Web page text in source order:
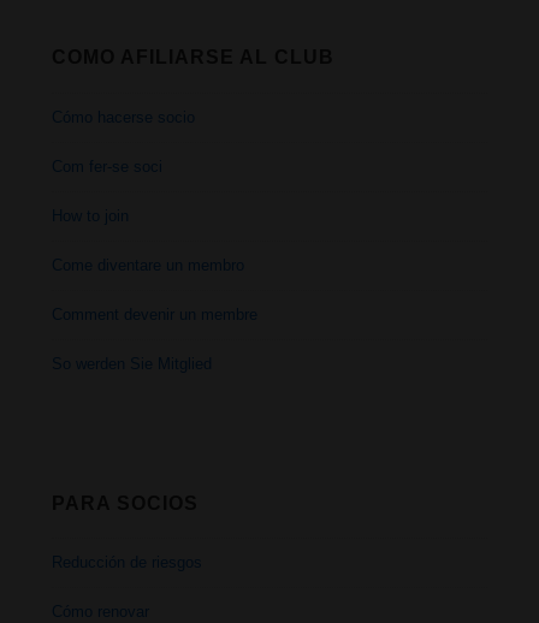
Cómo hacerse socio
Com fer-se soci
How to join
Come diventare un membro
Comment devenir un membre
So werden Sie Mitglied
Reducción de riesgos
Cómo renovar